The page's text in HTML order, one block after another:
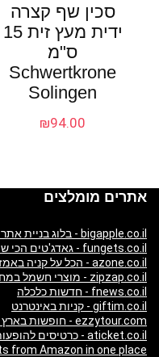
סכין שף קצרה
ידית מעץ זית 15
ס"מ
Schwertkrone
Solingen
₪94.00
אתרים מומלצים
bigapple.co.il - בלוג בניית אתרים
fungets.co.il - גאדג'טים הכי שווים
azone.co.il - הכל על קניה באמזון
zipzap.co.il - מוצרי חשמל במחירים הגיוניים
fnews.co.il - חדשות כלכלה
giftim.co.il - קניות באינטרנט
ezzytour.com - חופשות בארץ ובעולם
aticket.co.il - כרטיסים להופעות
from Amazon in one place